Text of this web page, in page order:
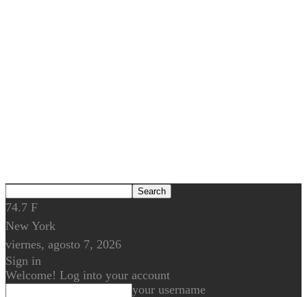
74.7 F
New York
viernes, agosto 7, 2026
Sign in
Welcome! Log into your account
your username